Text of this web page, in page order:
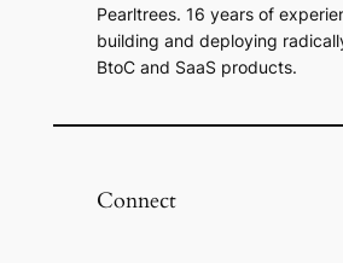
Pearltrees. 16 years of
building and deploying
BtoC and SaaS products.
Connect